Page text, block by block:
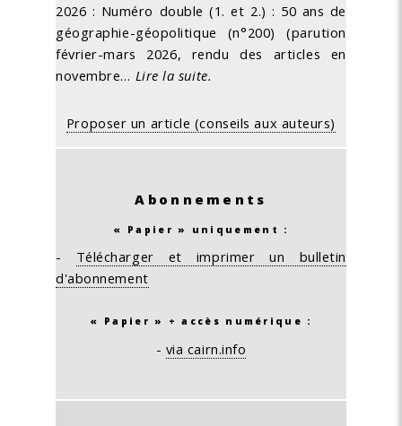
2026 : Numéro double (1. et 2.) : 50 ans de
géographie-géopolitique (n°200) (parution
février-mars 2026, rendu des articles en
novembre… Lire la suite.
Proposer un article (conseils aux auteurs)
Abonnements
« Papier » uniquement :
- Télécharger et imprimer un bulletin
d'abonnement
« Papier » + accès numérique :
- via cairn.info